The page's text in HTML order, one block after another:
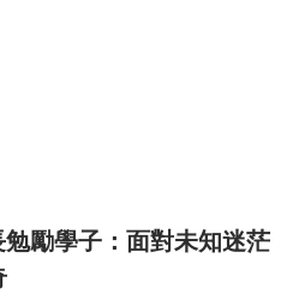
勵學子：面對未知迷茫